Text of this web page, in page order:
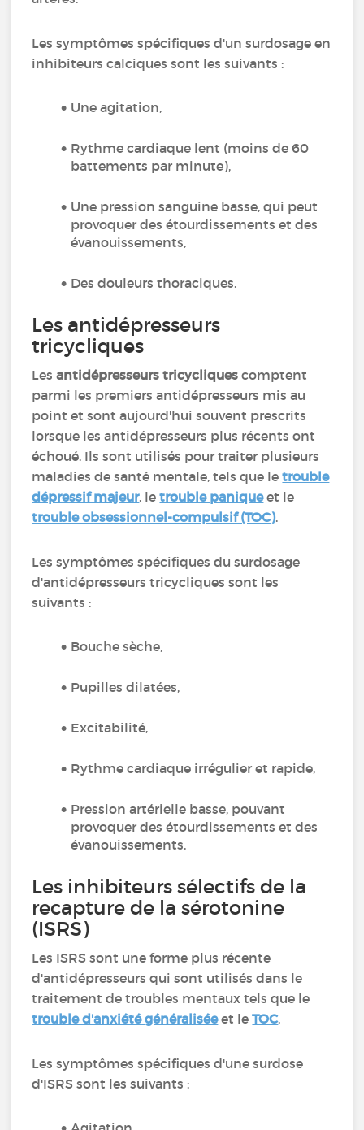
Les symptômes spécifiques d'un surdosage en
inhibiteurs calciques sont les suivants :
Une agitation,
Rythme cardiaque lent (moins de 60
battements par minute),
Une pression sanguine basse, qui peut
provoquer des étourdissements et des
évanouissements,
Des douleurs thoraciques.
Les antidépresseurs
tricycliques
Les antidépresseurs tricycliques comptent
parmi les premiers antidépresseurs mis au
point et sont aujourd'hui souvent prescrits
lorsque les antidépresseurs plus récents ont
échoué. Ils sont utilisés pour traiter plusieurs
maladies de santé mentale, tels que letrouble
dépressif majeur, letrouble paniqueet le
trouble obsessionnel-compulsif (TOC).
Les symptômes spécifiques du surdosage
d'antidépresseurs tricycliques sont les
suivants :
Bouche sèche,
Pupilles dilatées,
Excitabilité,
Rythme cardiaque irrégulier et rapide,
Pression artérielle basse, pouvant
provoquer des étourdissements et des
évanouissements.
Les inhibiteurs sélectifs de la
recapture de la sérotonine
(ISRS)
Les ISRS sont une forme plus récente
d'antidépresseurs qui sont utilisés dans le
traitement de troubles mentaux tels que le
trouble d'anxiété généraliséeet leTOC.
Les symptômes spécifiques d'une surdose
d'ISRS sont les suivants :